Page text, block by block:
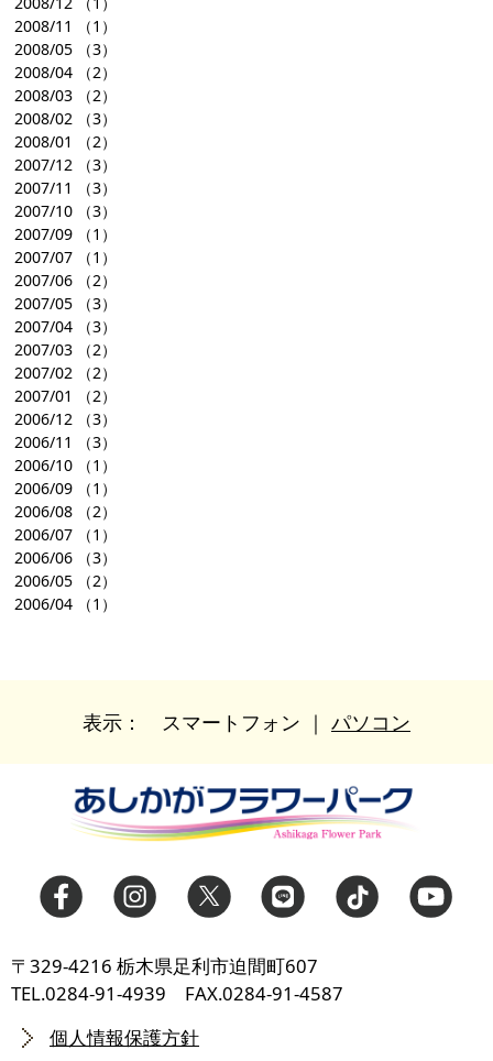
2008/11
（1）
2008/05 （3）
2008/04 （2）
2008/03 （2）
2008/02 （3）
2008/01
（2）
2007/12 （3）
2007/11
（3）
2007/10 （3）
2007/09 （1）
2007/07 （1）
2007/06 （2）
2007/05 （3）
2007/04 （3）
2007/03 （2）
2007/02 （2）
2007/01
（2）
2006/12 （3）
2006/11
（3）
2006/10 （1）
2006/09 （1）
2006/08 （2）
2006/07 （1）
2006/06 （3）
2006/05 （2）
2006/04 （1）
表示： スマートフォン ｜ パソコン
〒329-4216 栃木県足利市迫間町607
TEL.0284-91-4939 FAX.0284-91-4587
個人情報保護方針